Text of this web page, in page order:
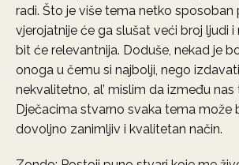
radi. Što je više tema netko sposoban
vjerojatnije će ga slušat veći broj ljudi
bit će relevantnija. Doduše, nekad je
onoga u čemu si najbolji, nego
nekvalitetno, al’ mislim da između nas
Dječacima stvarno svaka tema može
dovoljno zanimljiv i kvalitetan način.